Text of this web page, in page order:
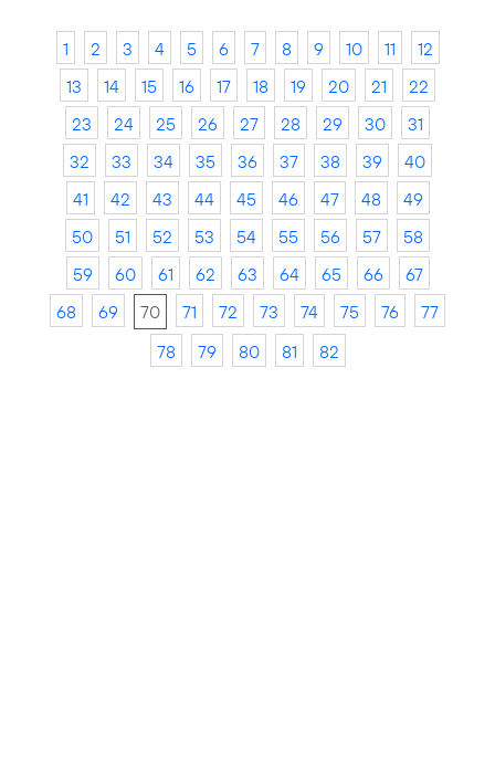
1 2 3 4 5 6 7 8 9 10 11
12
13
14 15 16 17 18 19 20 21
22
23
24 25 26 27 28 29 30
31
32
33 34 35 36 37 38 39
40
41
42 43 44 45 46 47 48
49
50
51 52 53 54 55 56 57
58
59
60 61 62 63 64 65 66
67
68
69 70 71 72 73 74 75 76
77
78
79 80 81 82